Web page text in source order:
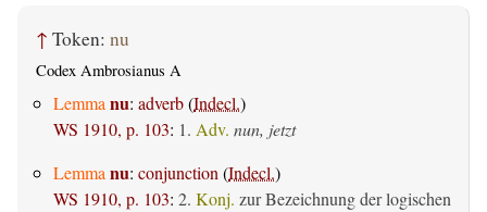
↑ Token: nu
Codex Ambrosianus A
Lemmanu: adverb(Indecl.)
WS 1910, p. 103: 1. Adv. nun, jetzt
Lemmanu: conjunction(Indecl.)
WS 1910, p. 103: 2. Konj. zur Bezeichnung der logischen